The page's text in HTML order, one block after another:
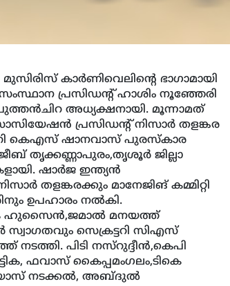
കാര്‍ണിവെലിന്റെ ഭാഗാമായി
പ്രസിഡന്റ് ഹാശിം നൂഞ്ഞേരി
അധ്യക്ഷനായി. മൂന്നാമത്
പ്രസിഡന്റ് നിസാര്‍ തളങ്കര
കെഎസ് ഷാനവാസ് പുരസ്‌കാര
തൃക്കണ്ണാപുരം,തൃശൂര്‍ ജില്ലാ
ഷാര്‍ജ ഇന്ത്യന്‍
തളങ്കരക്കും മാനേജിങ് കമ്മിറ്റി
ഉപഹാരം നല്‍കി.
ഹുസൈന്‍,ജമാല്‍ മനയത്ത്
സ്വാഗതവും സെക്രട്ടറി സിഎസ്
പിടി നസ്‌റുദ്ദീന്‍,കെപി
ഫവാസ് കൈപ്പമംഗലം,ടികെ
നടക്കല്‍, അബ്ദുല്‍